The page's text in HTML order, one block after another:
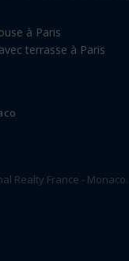
à Paris
terrasse à Paris
Realty France - Monaco.